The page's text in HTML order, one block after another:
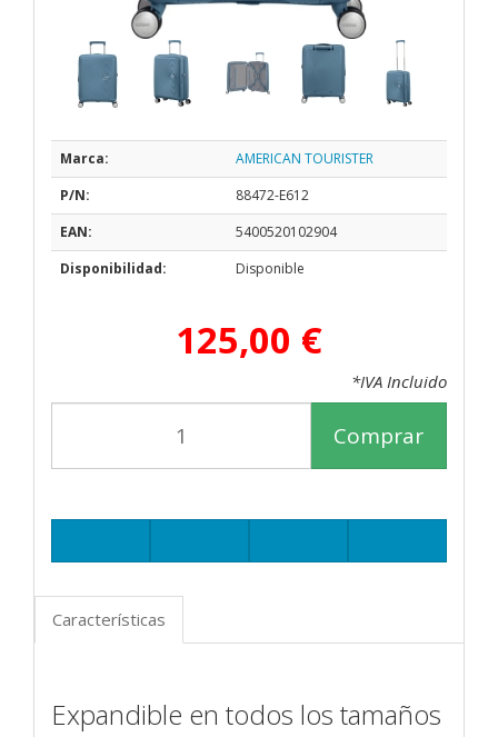
Marca:
AMERICAN TOURISTER
P/N:
88472-E612
EAN:
5400520102904
Disponibilidad:
Disponible
125,00 €
*IVA Incluido
Comprar
Características
Expandible en todos los tamaños